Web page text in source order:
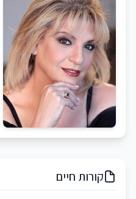
קורות חיים